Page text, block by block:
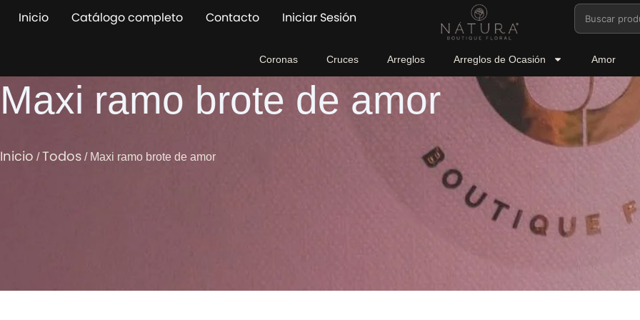
Inicio Catálogo completo Contacto Iniciar Sesión
Buscar
por:
Coronas Cruces Arreglos Arreglos de Ocasión Amor
Maxi ramo brote de amor
Inicio /Todos / Maxi ramo brote de amor